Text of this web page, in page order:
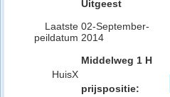
Uitgeest
Laatste
peildatum
02-September-
2014
HuisX
Middelweg 1 H
prijspositie: